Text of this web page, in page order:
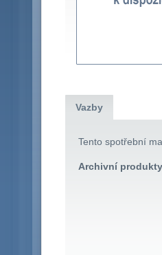
Vazby
Tento spotřební
Archivní produkty